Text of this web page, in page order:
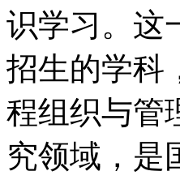
识学习。这
招生的学科
程组织与管
究领域，是